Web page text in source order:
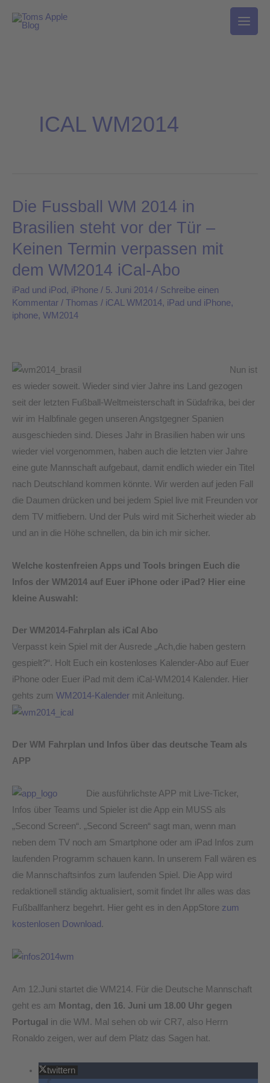
Inhalt
ICAL WM2014
Die Fussball WM 2014 in
Brasilien steht vor der Tür –
Keinen Termin verpassen mit
dem WM2014 iCal-Abo
iPad und iPod, iPhone / 5. Juni 2014 / Schreibe einen
Kommentar / Thomas / iCAL WM2014, iPad und iPhone,
iphone, WM2014
Nun ist
es wieder soweit. Wieder sind vier Jahre ins Land gezogen
seit der letzten Fußball-Weltmeisterschaft in Südafrika, bei der
wir im Halbfinale gegen unseren Angstgegner Spanien
ausgeschieden sind. Dieses Jahr in Brasilien haben wir uns
wieder viel vorgenommen, haben auch die letzten vier Jahre
eine gute Mannschaft aufgebaut, damit endlich wieder ein Titel
nach Deutschland kommen könnte. Wir werden auf jeden Fall
die Daumen drücken und bei jedem Spiel live mit Freunden vor
dem TV mitfiebern. Und der Puls wird mit Sicherheit wieder ab
und an in die Höhe schnellen, da bin ich mir sicher.
Welche kostenfreien Apps und Tools bringen Euch die
Infos der WM2014 auf Euer iPhone oder iPad? Hier eine
kleine Auswahl:
Der WM2014-Fahrplan als iCal Abo
Verpasst kein Spiel mit der Ausrede „Ach,die haben gestern
gespielt?“. Holt Euch ein kostenloses Kalender-Abo auf Euer
iPhone oder Euer iPad mit dem iCal-WM2014 Kalender. Hier
gehts zum WM2014-Kalender mit Anleitung.
Der WM Fahrplan und Infos über das deutsche Team als
APP
Die ausführlichste APP mit Live-Ticker,
Infos über Teams und Spieler ist die App ein MUSS als
„Second Screen“. „Second Screen“ sagt man, wenn man
neben dem TV noch am Smartphone oder am iPad Infos zum
laufenden Programm schauen kann. In unserem Fall wären es
die Mannschaftsinfos zum laufenden Spiel. Die App wird
redaktionell ständig aktualisiert, somit findet Ihr alles was das
Fußballfanherz begehrt. Hier geht es in den AppStore zum
kostenlosen Download.
Am 12.Juni startet die WM214. Für die Deutsche Mannschaft
geht es am Montag, den 16. Juni um 18.00 Uhr gegen
Portugal in die WM. Mal sehen ob wir CR7, also Herrn
Ronaldo zeigen, wer auf dem Platz das Sagen hat.
twittern
Die
Fussball
WM
2014
in
Brasilien
steht
vor
–
Keinen
Termin
verpassen
mit
dem
WM2014
iCal-
Abo